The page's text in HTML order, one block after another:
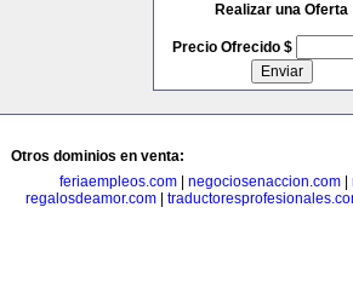
Realizar una Oferta
Precio Ofrecido $
Otros dominios en venta:
feriaempleos.com
negociosenaccion.com
regalosdeamor.com